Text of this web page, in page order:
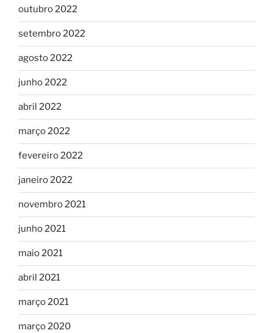
outubro 2022
setembro 2022
agosto 2022
junho 2022
abril 2022
março 2022
fevereiro 2022
janeiro 2022
novembro 2021
junho 2021
maio 2021
abril 2021
março 2021
março 2020